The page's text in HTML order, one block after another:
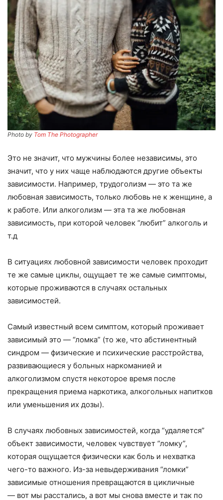
Photo by Tom The Photographer
Это не значит, что мужчины более независимы, это
значит, что у них чаще наблюдаются другие объекты
зависимости. Например, трудоголизм — это та же
любовная зависимость, только любовь не к женщине, а
к работе. Или алкоголизм — эта та же любовная
зависимость, при которой человек “любит” алкоголь и
т.д
В ситуациях любовной зависимости человек проходит
те же самые циклы, ощущает те же самые симптомы,
которые проживаются в случаях остальных
зависимостей.
Самый известный всем симптом, который проживает
зависимый это — “ломка” (то же, что абстинентный
синдром — физические и психические расстройства,
развивающиеся у больных наркоманией и
алкоголизмом спустя некоторое время после
прекращения приема наркотика, алкогольных напитков
или уменьшения их дозы).
В случаях любовных зависимостей, когда “удаляется”
объект зависимости, человек чувствует “ломку”,
которая ощущается физически как боль и нехватка
чего-то важного. Из-за невыдерживания “ломки”
зависимые отношения превращаются в цикличные
— вот мы расстались, а вот мы снова вместе и так по